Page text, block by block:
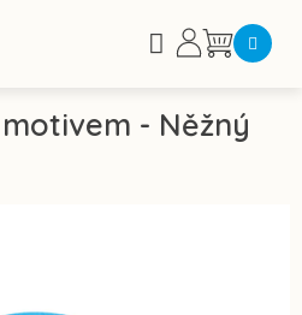
Nákupní
- Něžný